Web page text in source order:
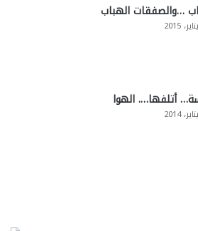
…والصفقات الهباب
أتلفها…. الهوا